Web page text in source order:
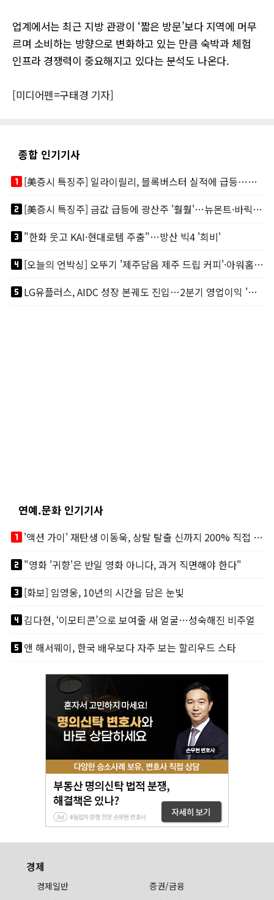
업계에서는 최근 지방 관광이 ‘짧은 방문’보다 지역에 머무
르며 소비하는 방향으로 변화하고 있는 만큼 숙박과 체험
인프라 경쟁력이 중요해지고 있다는 분석도 나온다.
[미디어펜=구태경 기자]
종합 인기기사
looks_one
[美증시 특징주] 일라이릴리, 블록버스터 실적에 급등…마운자로 매출 폭발
looks_two
[美증시 특징주] 금값 급등에 광산주 '훨훨'…뉴몬트·바릭마이닝 주도
looks_3"한화 웃고 KAI·현대로템 주춤"…방산 빅4 '희비'
looks_4
[오늘의 언박싱] 오뚜기 '제주담음 제주 드립 커피'·아워홈 ‘갓석박지’ 外
looks_5
LG유플러스, AIDC 성장 본궤도 진입…2분기 영업이익 '역대 최대'
연예.문화 인기기사
looks_one
'액션 가이' 재탄생 이동욱, 상탈 탈출 신까지 200% 직접 소화
looks_two"영화 '귀향'은 반일 영화 아니다, 과거 직면해야 한다"
looks_3[화보] 임영웅, 10년의 시간을 담은 눈빛
looks_4김다현, ‘이모티콘’으로 보여줄 새 얼굴…성숙해진 비주얼
looks_5앤 해서웨이, 한국 배우보다 자주 보는 할리우드 스타
경제
경제일반
증권/금융